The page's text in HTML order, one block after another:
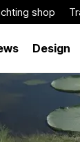
shop
Design